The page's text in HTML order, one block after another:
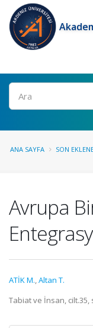
Ara
ANA SAYFA SON
Avrupa
ATİK M.,Altan T.
Tabiat ve İnsan, cilt.35,